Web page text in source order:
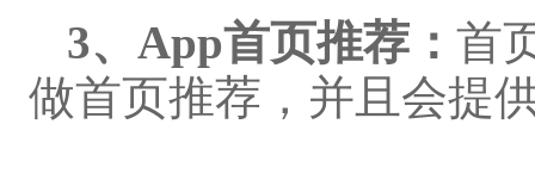
3、 App首页推荐： 首
做首页推荐，并且会提